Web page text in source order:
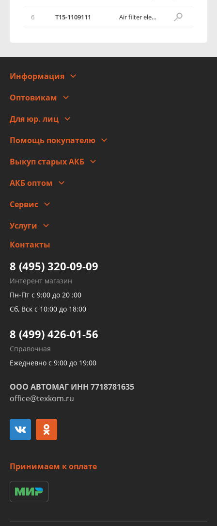
6 T15-1109111 Air filter element
Информация
Адреса
Новости
Правовая информация
Оптовикам
Для юр. лиц
Помощь покупателю
Оплата
Гарантии и возврат
Выкуп старых АКБ
АКБ оптом
Сервис
Заправка кондиционера авто
Детейлинг
Услуги
высокого давления
Тормозных трубок
Рукавов гидроусилителей
Рукавов компрессоров и турбин
Трубок кондиционеров
Развертка пайка медных стальных
алюминиевых трубок и штуцеров
Контакты
8 (495) 320-09-09
Интерент магазин
Пн-Пт с 9:00 до 20 :00
Сб, Вск с 10:00 до 18:00
8 (499) 426-01-56
Справочная
Ежедневно с 9:00 до 19:00
ООО АВТОМАГ ИНН 7718781635
office@texkom.ru
Принимаем к оплате